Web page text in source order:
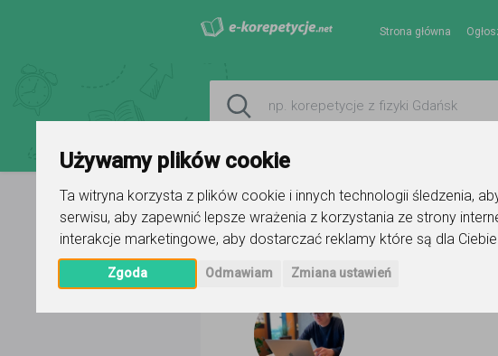
Używamy plików cookie
Ta witryna korzysta z plików cookie i innych technologii śledzenia,
serwisu, aby zapewnić lepsze wrażenia z korzystania ze strony
interakcje marketingowe, aby dostarczać reklamy które są dla
Zgoda Odmawiam Zmiana ustawień
Strona główna
Strona główna Bartosz Ogłoszenie